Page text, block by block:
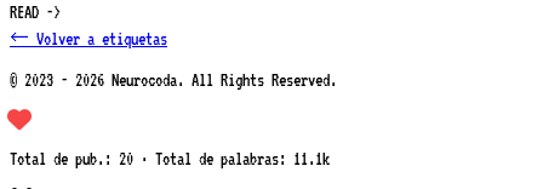
READ ->
← Volver a etiquetas
© 2023 - 2026 Neurocoda. All Rights Reserved.
Total de pub.: 20 · Total de palabras: 11.1k